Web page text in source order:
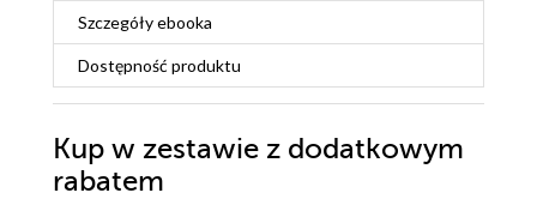
Szczegółyebooka
Dostępność produktu
Kup w zestawie z dodatkowym
rabatem